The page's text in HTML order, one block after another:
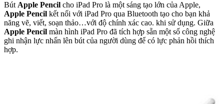
Bút Apple Pencil cho iPad Pro là một sáng tạo lớn của Apple,
Apple Pencil kết nối với iPad Pro qua Bluetooth tạo cho bạn khả
năng vẽ, viết, soạn thảo…với độ chính xác cao. khi sử dụng. Giữa
Apple Pencil màn hình iPad Pro đã tích hợp sẵn một số công nghệ
ghi nhận lực nhấn lên bút của người dùng để có lực phản hồi thích
hợp.